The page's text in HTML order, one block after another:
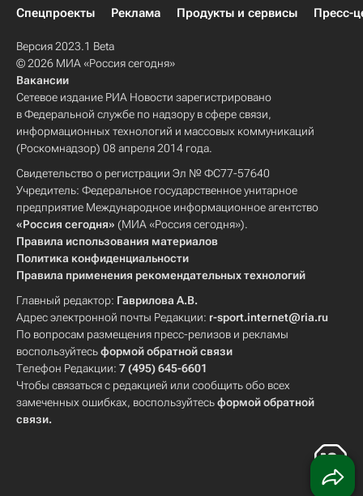
Спецпроекты
Реклама Продукты и сервисы Пресс-
Версия 2023.1 Beta
© 2026 МИА «Россия сегодня»
Вакансии
Сетевое издание РИА Новости зарегистрировано
в Федеральной службе по надзору в сфере связи,
информационных технологий и массовых коммуникаций
(Роскомнадзор) 08 апреля 2014 года.
Свидетельство о регистрации Эл № ФС77-57640
Учредитель: Федеральное государственное унитарное
предприятие Международное информационное агентство
«Россия сегодня» (МИА «Россия сегодня»).
Правила использования материалов
Политика конфиденциальности
Правила применения рекомендательных технологий
Главный редактор: Гаврилова А.В.
Адрес электронной почты Редакции: r-sport.internet@ria.ru
По вопросам размещения пресс-релизов и рекламы
воспользуйтесьформой обратной связи
Телефон Редакции: 7 (495) 645-6601
Чтобы связаться с редакцией или сообщить обо всех
замеченных ошибках, воспользуйтесьформой обратной
связи.